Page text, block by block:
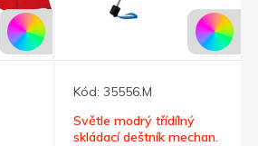
Kód: 35556.M
Světle modrý třídílný
skládací deštník mechan.